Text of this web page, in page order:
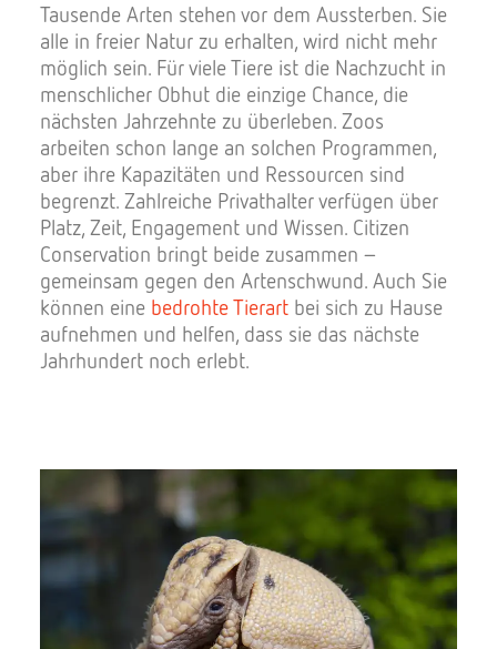
Tausende Arten stehen vor dem Aussterben. Sie
alle in freier Natur zu erhalten, wird nicht mehr
möglich sein. Für viele Tiere ist die Nachzucht in
menschlicher Obhut die einzige Chance, die
nächsten Jahrzehnte zu überleben. Zoos
arbeiten schon lange an solchen Programmen,
aber ihre Kapazitäten und Ressourcen sind
begrenzt. Zahlreiche Privathalter verfügen über
Platz, Zeit, Engagement und Wissen. Citizen
Conservation bringt beide zusammen –
gemeinsam gegen den Artenschwund. Auch Sie
können eine bedrohte Tierart bei sich zu Hause
aufnehmen und helfen, dass sie das nächste
Jahrhundert noch erlebt.